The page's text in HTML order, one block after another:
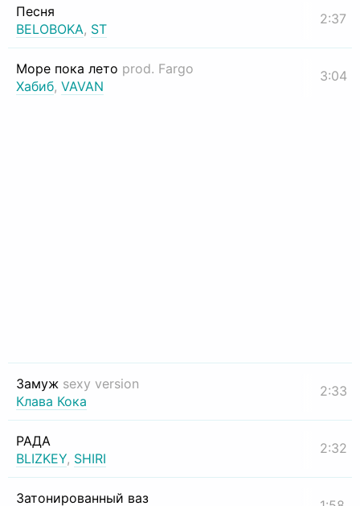
Песня
BELOBOKA, ST
2:37
Море пока лето prod. Fargo
Хабиб, VAVAN
3:04
Замуж sexy version
Клава Кока
2:33
РАДА
BLIZKEY, SHIRI
2:32
Затонированный ваз